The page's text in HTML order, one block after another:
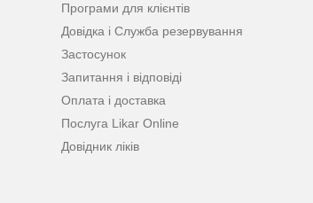
Програми для клієнтів
Довідка і Служба резервування
Застосунок
Запитання і відповіді
Оплата і доставка
Послуга Likar Online
Довідник ліків